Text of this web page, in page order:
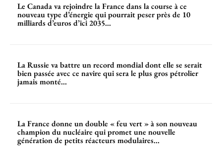
Le Canada va rejoindre la France dans la course à ce
nouveau type d’énergie qui pourrait peser près de 10
milliards d’euros d’ici 2035...
La Russie va battre un record mondial dont elle se serait
bien passée avec ce navire qui sera le plus gros pétrolier
jamais monté...
La France donne un double « feu vert » à son nouveau
champion du nucléaire qui promet une nouvelle
génération de petits réacteurs modulaires...